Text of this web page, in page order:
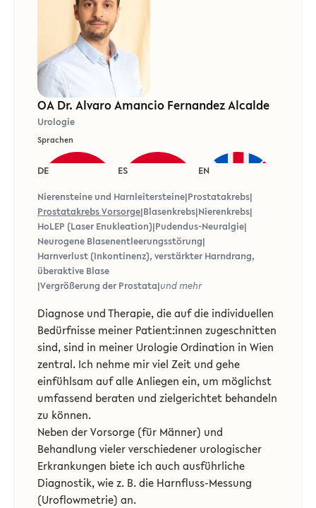
OA Dr. Alvaro Amancio Fernandez Alcalde
Urologie
Sprachen
DE ES
EN
Nierensteine und Harnleitersteine|Prostatakrebs|
Prostatakrebs Vorsorge|Blasenkrebs|Nierenkrebs|
HoLEP (Laser Enukleation)|Pudendus-Neuralgie|
Neurogene Blasenentleerungsstörung|
Harnverlust (Inkontinenz), verstärkter Harndrang,
überaktive Blase
|Vergrößerung der Prostata|und mehr
Diagnose und Therapie, die auf die individuellen
Bedürfnisse meiner Patient:innen zugeschnitten
sind, sind in meiner Urologie Ordination in Wien
zentral. Ich nehme mir viel Zeit und gehe
einfühlsam auf alle Anliegen ein, um möglichst
umfassend beraten und zielgerichtet behandeln
zu können.
Neben der Vorsorge (für Männer) und
Behandlung vieler verschiedener urologischer
Erkrankungen biete ich auch ausführliche
Diagnostik, wie z. B. die Harnfluss-Messung
(Uroflowmetrie) an.